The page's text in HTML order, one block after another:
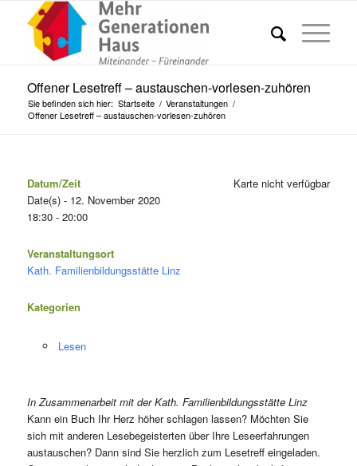
Offener Lesetreff – austauschen-vorlesen-zuhören
Sie befinden sich hier: Startseite / Veranstaltungen /
Offener Lesetreff – austauschen-vorlesen-zuhören
Karte nicht verfügbar
Datum/Zeit
Date(s) - 12. November 2020
18:30 - 20:00
Veranstaltungsort
Kath. Familienbildungsstätte Linz
Kategorien
Lesen
In Zusammenarbeit mit der Kath. Familienbildungsstätte Linz
Kann ein Buch Ihr Herz höher schlagen lassen? Möchten Sie
sich mit anderen Lesebegeisterten über Ihre Leseerfahrungen
austauschen? Dann sind Sie herzlich zum Lesetreff eingeladen.